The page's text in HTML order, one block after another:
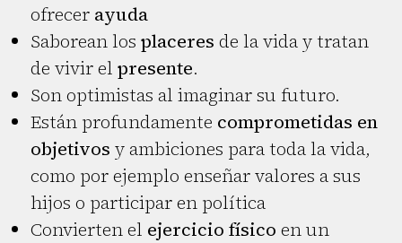
ofrecer ayuda
Saborean los placeres de la vida y tratan
de vivir el presente.
Son optimistas al imaginar su futuro.
Están profundamente comprometidas en
objetivos y ambiciones para toda la vida,
como por ejemplo enseñar valores a sus
hijos o participar en política
Convierten el ejercicio físico en un